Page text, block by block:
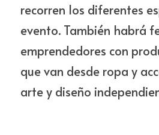
recorren los diferentes
evento. También habrá
emprendedores con
que van desde ropa y
arte y diseño